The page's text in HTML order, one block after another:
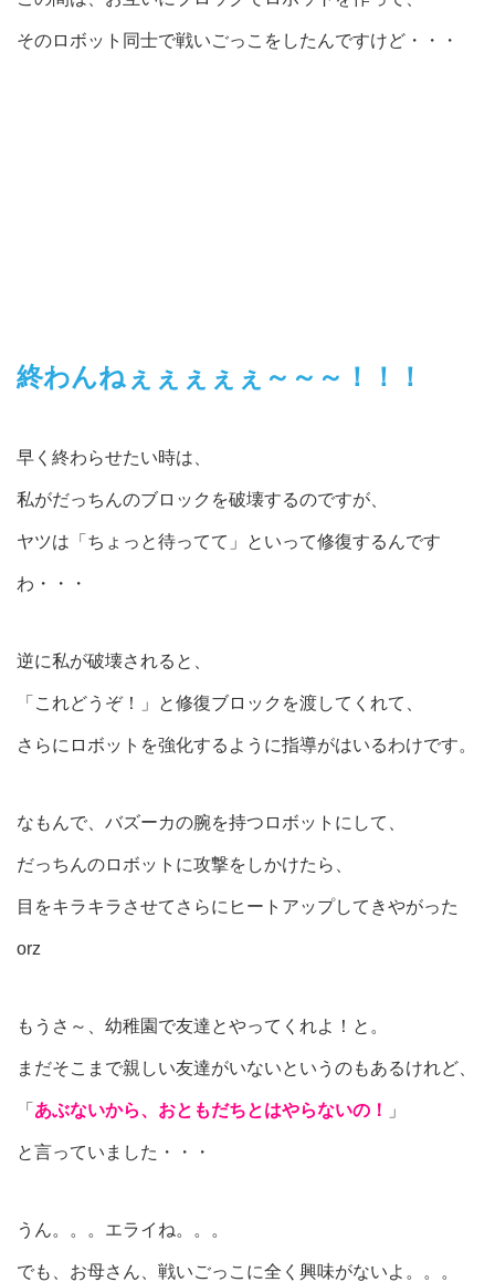
そのロボット同士で戦いごっこをしたんですけど・・・
終わんねぇぇぇぇぇ～～～！！！
早く終わらせたい時は、
私がだっちんのブロックを破壊するのですが、
ヤツは「ちょっと待ってて」といって修復するんです
わ・・・
逆に私が破壊されると、
「これどうぞ！」と修復ブロックを渡してくれて、
さらにロボットを強化するように指導がはいるわけです。
なもんで、バズーカの腕を持つロボットにして、
だっちんのロボットに攻撃をしかけたら、
目をキラキラさせてさらにヒートアップしてきやがった
orz
もうさ～、幼稚園で友達とやってくれよ！と。
まだそこまで親しい友達がいないというのもあるけれど、
「 あぶないから、おともだちとはやらないの！ 」
と言っていました・・・
うん。。。エライね。。。
でも、お母さん、戦いごっこに全く興味がないよ。。。